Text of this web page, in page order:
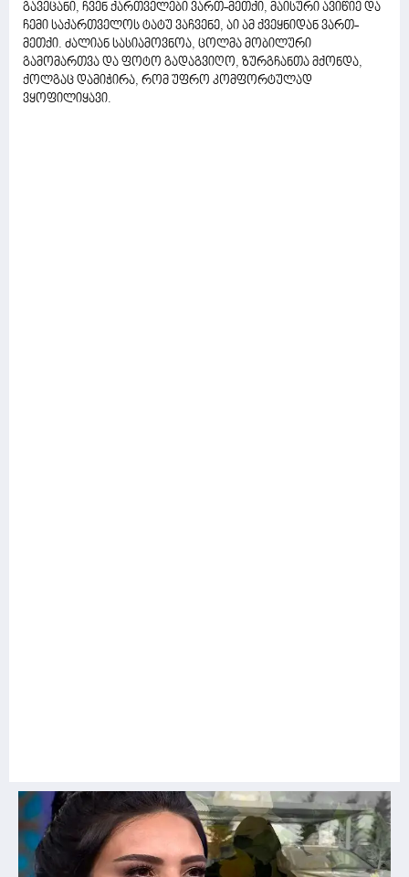
გავეცანი, ჩვენ ქართველები ვართ-მეთქი, მაისური ავიწიე და
ჩემი საქართველოს ტატუ ვაჩვენე, აი ამ ქვეყნიდან ვართ-
მეთქი. ძალიან სასიამოვნოა, ცოლმა მობილური
გამომართვა და ფოტო გადაგვიღო, ზურგჩანთა მქონდა,
ქოლგაც დამიჭირა, რომ უფრო კომფორტულად
ვყოფილიყავი.